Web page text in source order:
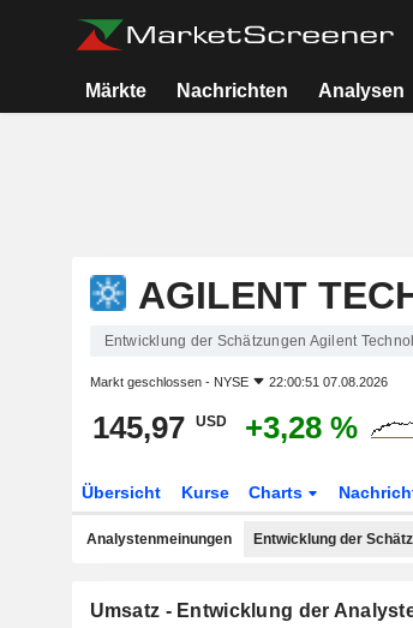
Märkte Nachrichten Analysen
AGILENT
Entwicklung der Schätzungen Agilent
Markt geschlossen - NYSE 22:00:51 07.08.2026
145,97 USD +3,28 %
Übersicht Kurse Charts
Analystenmeinungen Entwicklung der
Umsatz - Entwicklung der